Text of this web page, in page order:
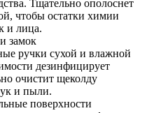
Тщательно ополоснет
чтобы остатки химии
и лица.
замок
ручки сухой и влажной
дезинфицирует
очистит щеколду
и пыли.
поверхности